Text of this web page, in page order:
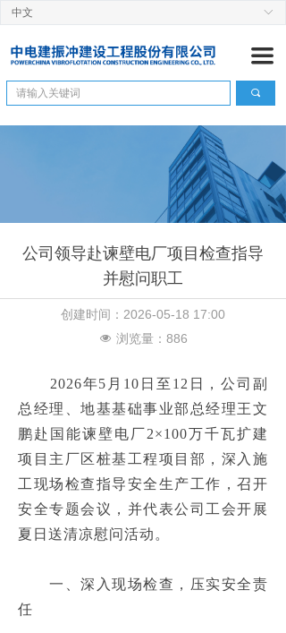
끠
끀
首页
关于我们
ꄷ 公司简介
ꄷ 组织机构
ꄷ 企业资信
ꄷ 历史沿革
建设快讯
工程展示
넸 水利水电工程
넸 水工隧洞TBM工程
넸 河湖整治工程
发电厂基础工程
ꀅ
中文
公司领导赴谏壁电厂项目检查指导
并慰问职工
2026年5月10日至12日，公司副
总经理、地基基础事业部总经理王文
鹏赴国能谏壁电厂2×100万千瓦扩建
项目主厂区桩基工程项目部，深入施
工现场检查指导安全生产工作，召开
安全专题会议，并代表公司工会开展
夏日送清凉慰问活动。
一、深入现场检查，压实安全责
任
创建时间： 2026-05-18 17:00
넶 浏览量： 886